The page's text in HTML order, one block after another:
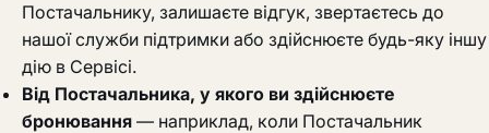
Постачальнику, залишаєте відгук, звертаєтесь до
нашої служби підтримки або здійснюєте будь-яку іншу
дію в Сервісі.
Від Постачальника, у якого ви здійснюєте
бронювання — наприклад, коли Постачальник